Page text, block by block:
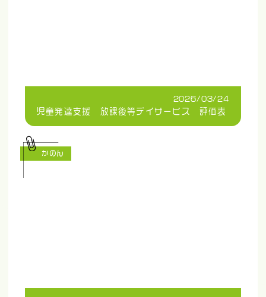
2026/03/24
児童発達支援 放課後等デイサービス 評価表
かのん